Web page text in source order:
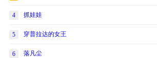
4 抓娃娃
5 穿普拉达的女王
6 落凡尘